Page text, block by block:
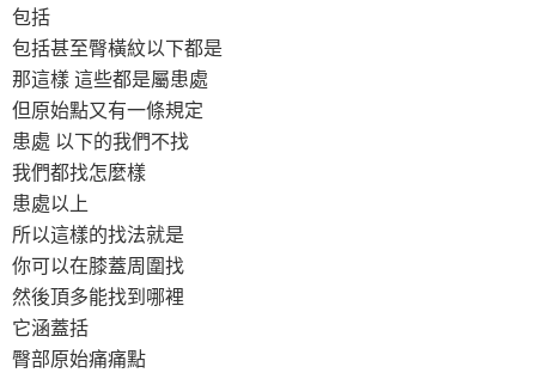
包括
包括甚至臀橫紋以下都是
那這樣 這些都是屬患處
但原始點又有一條規定
患處 以下的我們不找
我們都找怎麼樣
患處以上
所以這樣的找法就是
你可以在膝蓋周圍找
然後頂多能找到哪裡
它涵蓋括
臀部原始痛痛點